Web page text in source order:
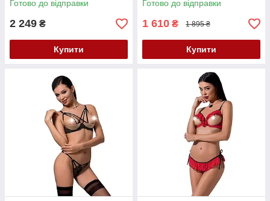
Кайф
Готово до відправки
2 249 ₴
Купити
Готово до відправки
1 610 ₴ 1 895 ₴
Купити